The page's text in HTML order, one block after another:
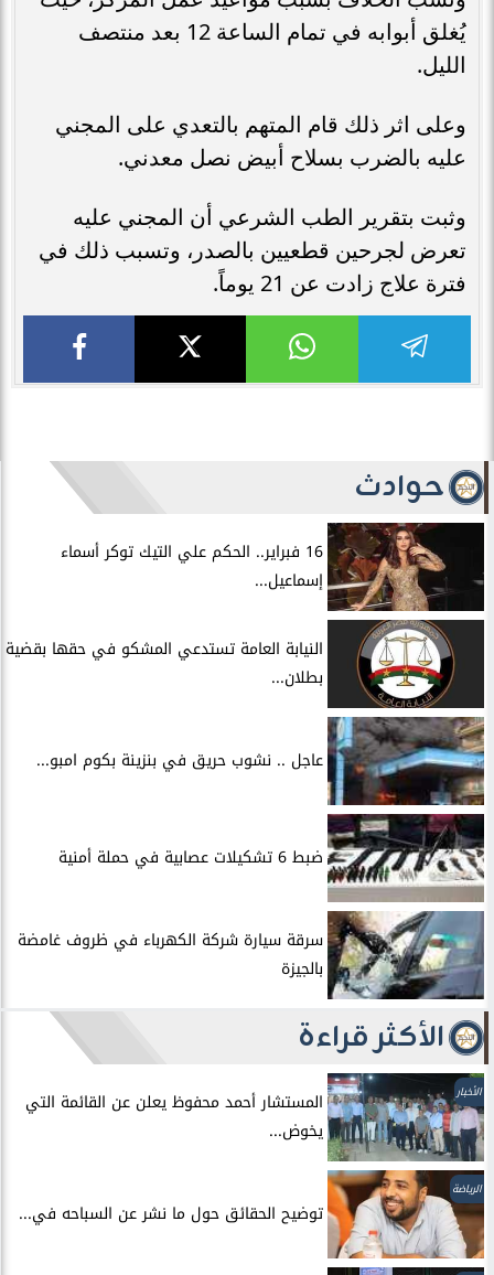
يُغلق أبوابه في تمام الساعة 12 بعد منتصف
الليل.
وعلى اثر ذلك قام المتهم بالتعدي على المجني
عليه بالضرب بسلاح أبيض نصل معدني.
وثبت بتقرير الطب الشرعي أن المجني عليه
تعرض لجرحين قطعيين بالصدر، وتسبب ذلك في
فترة علاج زادت عن 21 يوماً.
حوادث
16 فبراير.. الحكم علي التيك توكر أسماء
إسماعيل...
النيابة العامة تستدعي المشكو في حقها بقضية
بطلان...
عاجل .. نشوب حريق في بنزينة بكوم امبو...
ضبط 6 تشكيلات عصابية في حملة أمنية
سرقة سيارة شركة الكهرباء في ظروف غامضة
بالجيزة
الأكثر قراءة
الأخبار
المستشار أحمد محفوظ يعلن عن القائمة التي
يخوض...
الرياضة
توضيح الحقائق حول ما نشر عن السباحه في...